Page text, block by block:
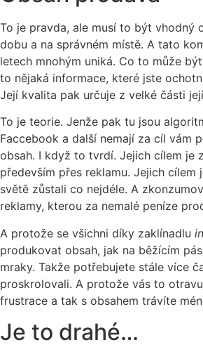
To je pravda, ale musí to být vhodný
dobu a na správném místě. A tato
letech mnohým uniká. Co to může
to nějaká informace, které jste
Její kvalita pak určuje z velké části
To je teorie. Jenže pak tu jsou
Faccebook a další nemají za cíl vám
obsah. I když to tvrdí. Jejich cílem je
především přes reklamu. Jejich cílem
světě zůstali co nejdéle. A
reklamy, kterou za nemalé peníze
A protože se všichni díky zaklínadlu
produkovat obsah, jak na běžícím
mraky. Takže potřebujete stále více
proskrolovali. A protože vás to
frustrace a tak s obsahem trávíte
Je to drahé…